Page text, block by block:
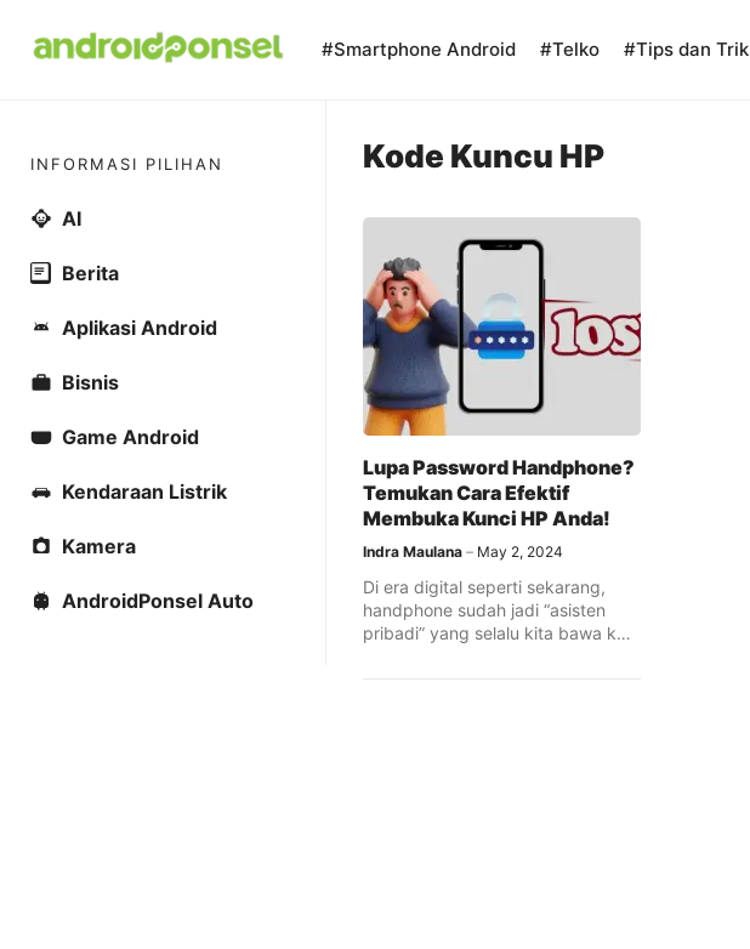
#Smartphone Android #Telko #Tips dan Trik
Kode Kuncu HP
Lupa Password Handphone?
Temukan Cara Efektif
Membuka Kunci HP Anda!
Indra Maulana May 2, 2024
Di era digital seperti sekarang,
handphone sudah jadi “asisten
pribadi” yang selalu kita bawa ke
INFORMASI PILIHAN
AI
Berita
Aplikasi Android
Bisnis
Game Android
Kendaraan Listrik
Kamera
AndroidPonsel Auto